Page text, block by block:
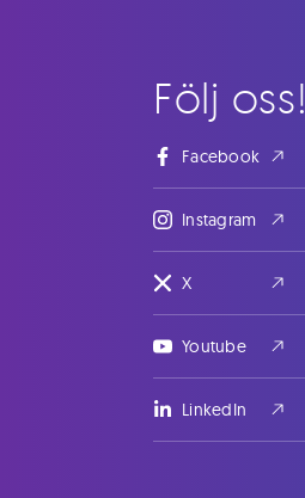
Följ oss!
Facebook
Instagram
X
Youtube
LinkedIn